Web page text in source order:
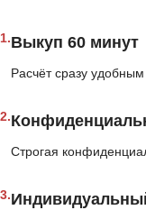
1.Выкуп 60 минут
Расчёт сразу
2.
Строгая
3.